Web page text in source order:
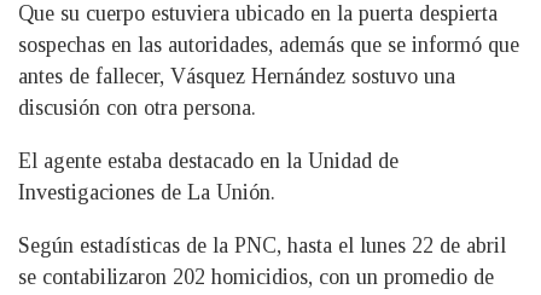
Que su cuerpo estuviera ubicado en la puerta despierta
sospechas en las autoridades, además que se informó que
antes de fallecer, Vásquez Hernández sostuvo una
discusión con otra persona.
El agente estaba destacado en la Unidad de
Investigaciones de La Unión.
Según estadísticas de la PNC, hasta el lunes 22 de abril
se contabilizaron 202 homicidios, con un promedio de